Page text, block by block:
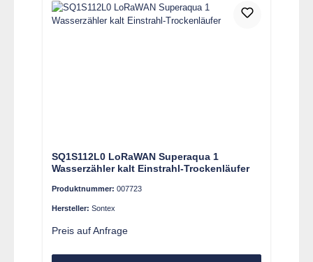
SQ1S112L0 LoRaWAN Superaqua 1
Wasserzähler kalt Einstrahl-Trockenläufer
Produktnummer: 007723
Hersteller: Sontex
Preis auf Anfrage